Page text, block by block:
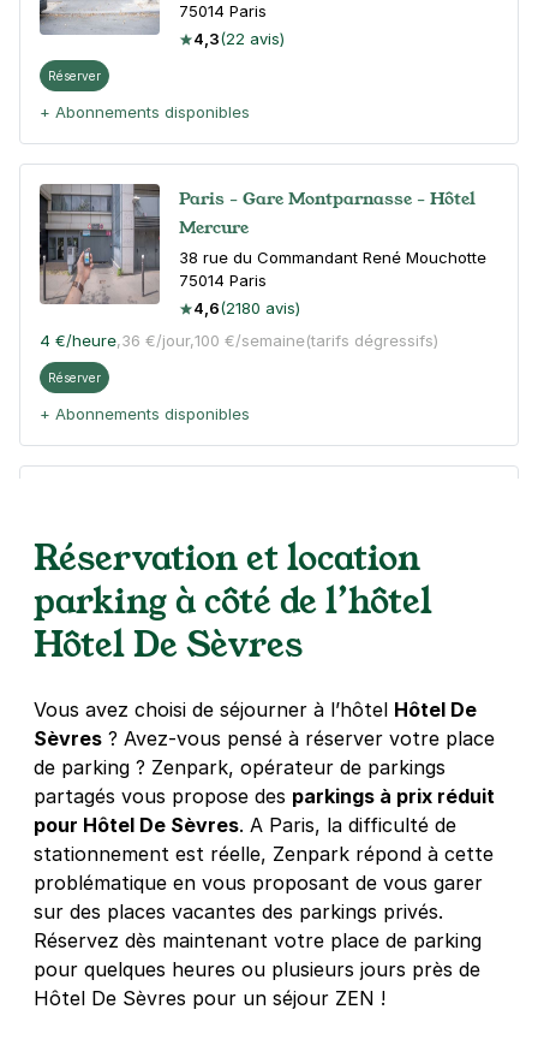
75014 Paris
4,3(22 avis)
Réserver
+ Abonnements disponibles
Paris - Gare Montparnasse - Hôtel
Mercure
38 rue du Commandant René Mouchotte
75014 Paris
4,6(2180 avis)
4 €/heure,36 €/jour,100 €/semaine(tarifs dégressifs)
Réserver
+ Abonnements disponibles
11 rue Texel
75014
Paris
5,0(4 avis)
4 €/heure 29 €/jour,76 €/semaine(tarifs dégressifs)
Paris - Port Royal - Jardin du
Luxembourg
41 rue Henri Barbusse
75005Paris
4,4(152 avis)
4 € /heure, 35 €/jour,108 €/semaine(tarifs dégressifs)
Réserver
+ Abonnements disponibles
Réservation et location
parking à côté de l’hôtel
Hôtel De Sèvres
Vous avez choisi de séjourner à l’hôtel Hôtel De
Sèvres ? Avez-vous pensé à réserver votre place
de parking ? Zenpark, opérateur de parkings
partagés vous propose des parkings à prix réduit
pour Hôtel De Sèvres. A Paris, la difficulté de
stationnement est réelle, Zenpark répond à cette
problématique en vous proposant de vous garer
sur des places vacantes des parkings privés.
Réservez dès maintenant votre place de parking
pour quelques heures ou plusieurs jours près de
Hôtel De Sèvres pour un séjour ZEN !